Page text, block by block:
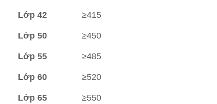
Lớp 42 ≥415
Lớp 50 ≥450
Lớp 55 ≥485
Lớp 60 ≥520
Lớp 65 ≥550